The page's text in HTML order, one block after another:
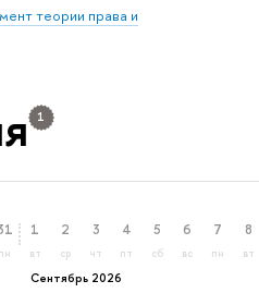
теории права и
1
пн
Сентябрь 2026
1
вт
2
ср
3
чт
4
пт
5
сб
6
вс
7
пн
8
вт